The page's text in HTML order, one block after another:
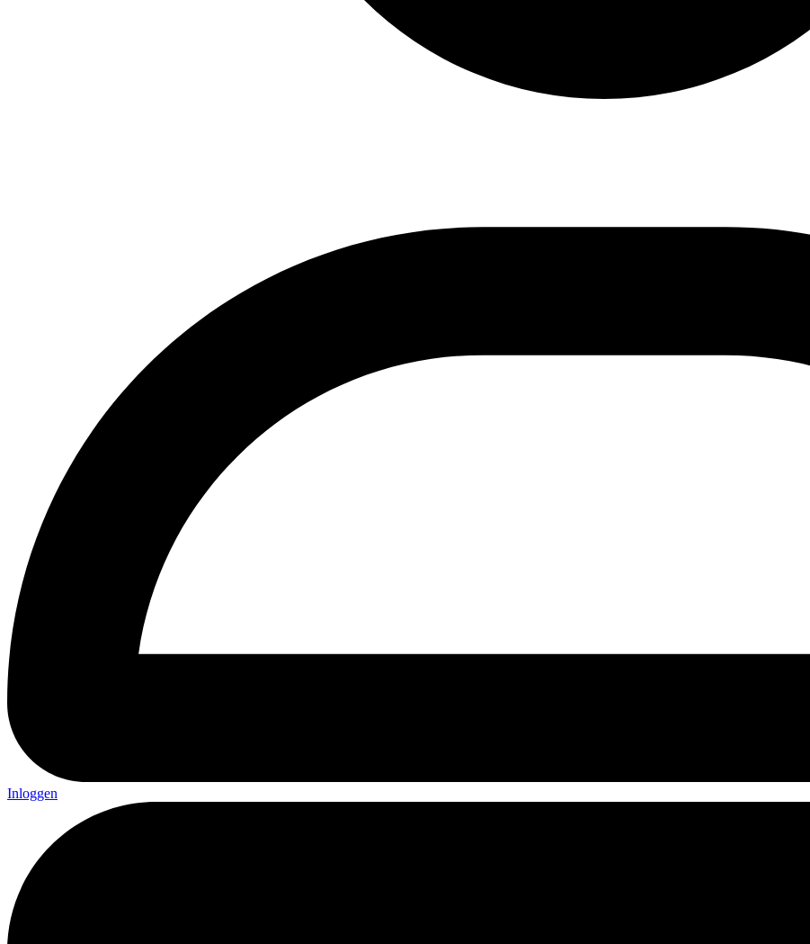
Inloggen